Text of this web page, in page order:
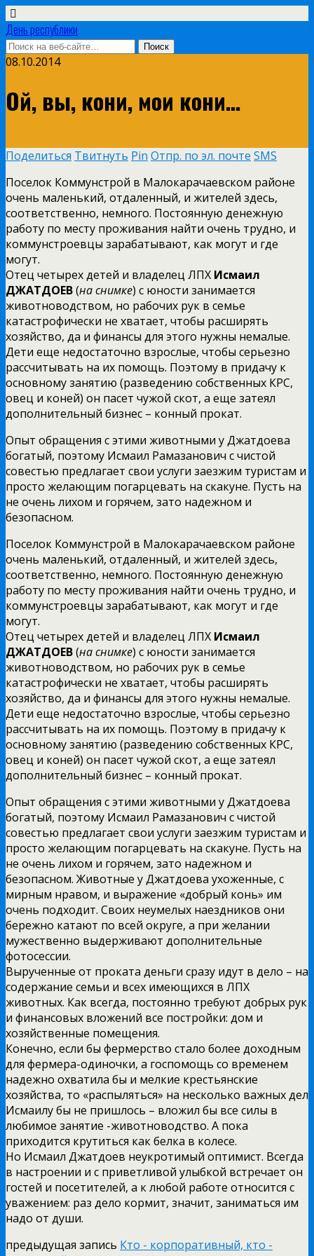
День республики
08.10.2014
Ой, вы, кони, мои кони…
Поделиться Твитнуть Pin Отпр. по эл. почте SMS
Поселок Коммунстрой в Малокарачаевском районе
очень маленький, отдаленный, и жителей здесь,
соответственно, немного. Постоянную денежную
работу по месту проживания найти очень трудно, и
коммунстроевцы зарабатывают, как могут и где
могут.
Отец четырех детей и владелец ЛПХ Исмаил
ДЖАТДОЕВ(на снимке) с юности занимается
животноводством, но рабочих рук в семье
катастрофически не хватает, чтобы расширять
хозяйство, да и финансы для этого нужны немалые.
Дети еще недостаточно взрослые, чтобы серьезно
рассчитывать на их помощь. Поэтому в придачу к
основному занятию (разведению собственных КРС,
овец и коней) он пасет чужой скот, а еще затеял
дополнительный бизнес – конный прокат.
Опыт обращения с этими животными у Джатдоева
богатый, поэтому Исмаил Рамазанович с чистой
совестью предлагает свои услуги заезжим туристам и
просто желающим погарцевать на скакуне. Пусть на
не очень лихом и горячем, зато надежном и
безопасном.
Поселок Коммунстрой в Малокарачаевском районе
очень маленький, отдаленный, и жителей здесь,
соответственно, немного. Постоянную денежную
работу по месту проживания найти очень трудно, и
коммунстроевцы зарабатывают, как могут и где
могут.
Отец четырех детей и владелец ЛПХ Исмаил
ДЖАТДОЕВ(на снимке) с юности занимается
животноводством, но рабочих рук в семье
катастрофически не хватает, чтобы расширять
хозяйство, да и финансы для этого нужны немалые.
Дети еще недостаточно взрослые, чтобы серьезно
рассчитывать на их помощь. Поэтому в придачу к
основному занятию (разведению собственных КРС,
овец и коней) он пасет чужой скот, а еще затеял
дополнительный бизнес – конный прокат.
Опыт обращения с этими животными у Джатдоева
богатый, поэтому Исмаил Рамазанович с чистой
совестью предлагает свои услуги заезжим туристам и
просто желающим погарцевать на скакуне. Пусть на
не очень лихом и горячем, зато надежном и
безопасном. Животные у Джатдоева ухоженные, с
мирным нравом, и выражение «добрый конь» им
очень подходит. Своих неумелых наездников они
бережно катают по всей округе, а при желании
мужественно выдерживают дополнительные
фотосессии.
Вырученные от проката деньги сразу идут в дело – на
содержание семьи и всех имеющихся в ЛПХ
животных. Как всегда, постоянно требуют добрых рук
и финансовых вложений все постройки: дом и
хозяйственные помещения.
Конечно, если бы фермерство стало более доходным
для фермера-одиночки, а госпомощь со временем
надежно охватила бы и мелкие крестьянские
хозяйства, то «распыляться» на несколько важных дел
Исмаилу бы не пришлось – вложил бы все силы в
любимое занятие -животноводство. А пока
приходится крутиться как белка в колесе.
Но Исмаил Джатдоев неукротимый оптимист. Всегда
в настроении и с приветливой улыбкой встречает он
гостей и посетителей, а к любой работе относится с
уважением: раз дело кормит, значит, заниматься им
надо от души.
предыдущая запись Кто - корпоративный, кто -